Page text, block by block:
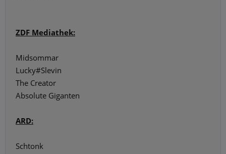
ZDF Mediathek:
Midsommar
Lucky#Slevin
The Creator
Absolute Giganten
ARD:
Schtonk